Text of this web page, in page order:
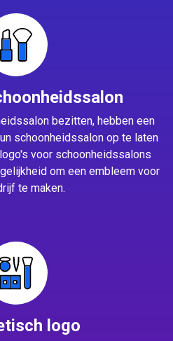
bezitten, hebben een
schoonheidssalon op te laten
voor schoonheidssalons
om een embleem voor
te maken.
logo